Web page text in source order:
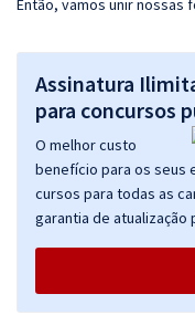
Então, vamos unir nossas
Assinatura
para concursos
O melhor custo
benefício para os seus
cursos para todas as
garantia de atualização